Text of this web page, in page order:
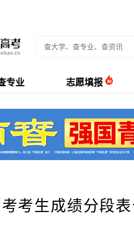
专业 志愿填报
考生成绩分段表